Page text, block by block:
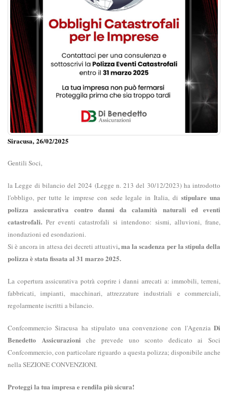
Siracusa, 26/02/2025
Gentili Soci,
la Legge di bilancio del 2024 (Legge n. 213 del 30/12/2023) ha introdotto
l'obbligo, per tutte le imprese con sede legale in Italia, distipulare una
polizza assicurativa contro danni da calamità naturali ed eventi
catastrofali. Per eventi catastrofali si intendono: sismi, alluvioni, frane,
inondazioni ed esondazioni.
Si è ancora in attesa dei decreti attuativi, ma la scadenza per la stipula della
polizza è stata fissata al 31 marzo 2025.
La copertura assicurativa potrà coprire i danni arrecati a: immobili, terreni,
fabbricati, impianti, macchinari, attrezzature industriali e commerciali,
regolarmente iscritti a bilancio.
Confcommercio Siracusa ha stipulato una convenzione con l'Agenzia Di
Benedetto Assicurazioni che prevede uno sconto dedicato ai Soci
Confcommercio, con particolare riguardo a questa polizza; disponibile anche
nella SEZIONE CONVENZIONI.
Proteggi la tua impresa e rendila più sicura!